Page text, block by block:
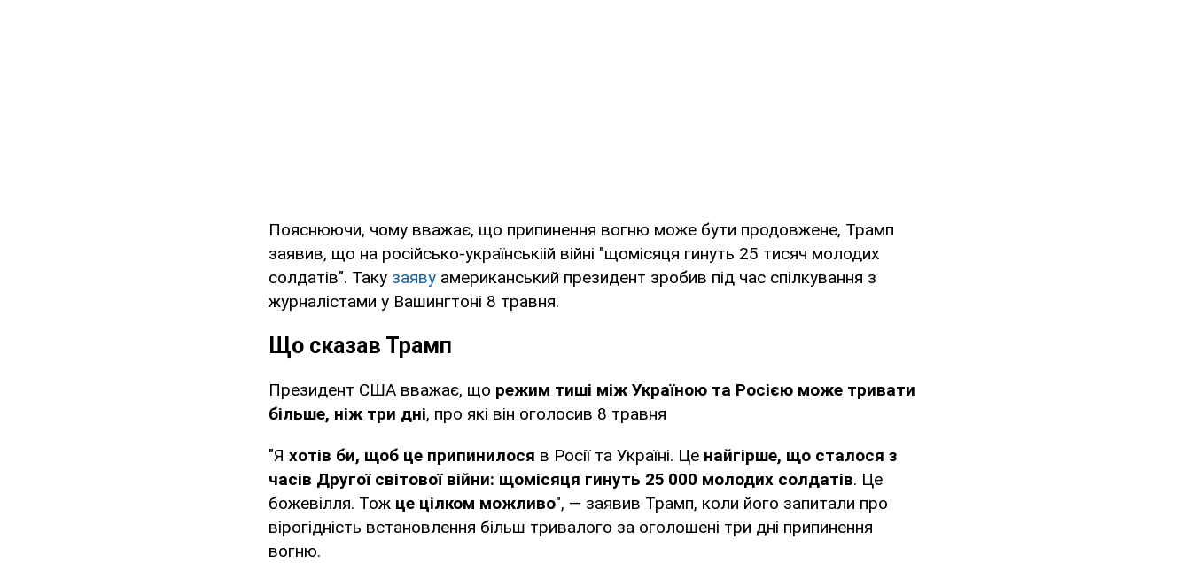
Пояснюючи, чому вважає, що припинення вогню може бути продовжене, Трамп
заявив, що на російсько-українськіій війні "щомісяця гинуть 25 тисяч молодих
солдатів". Таку заяву американський президент зробив під час спілкування з
журналістами у Вашингтоні 8 травня.
Що сказав Трамп
Президент США вважає, що режим тиші між Україною та Росією може тривати
більше, ніж три дні, про які він оголосив 8 травня
"Я хотів би, щоб це припинилося в Росії та Україні. Це найгірше, що сталося з
часів Другої світової війни: щомісяця гинуть 25 000 молодих солдатів. Це
божевілля. Тож це цілком можливо", — заявив Трамп, коли його запитали про
вірогідність встановлення більш тривалого за оголошені три дні припинення
вогню.